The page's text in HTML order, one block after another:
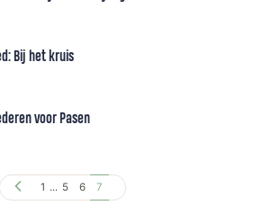
Bij het kruis
voor Pasen
1 ... 5 6 7